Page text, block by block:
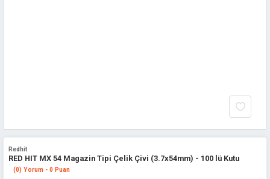
Redhit
RED HIT MX 54 Magazin Tipi Çelik Çivi (3.7x54mm) - 100 lü Kutu
(0) Yorum - 0 Puan